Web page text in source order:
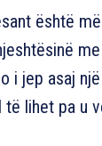
është
i jep asaj
të lihet pa u